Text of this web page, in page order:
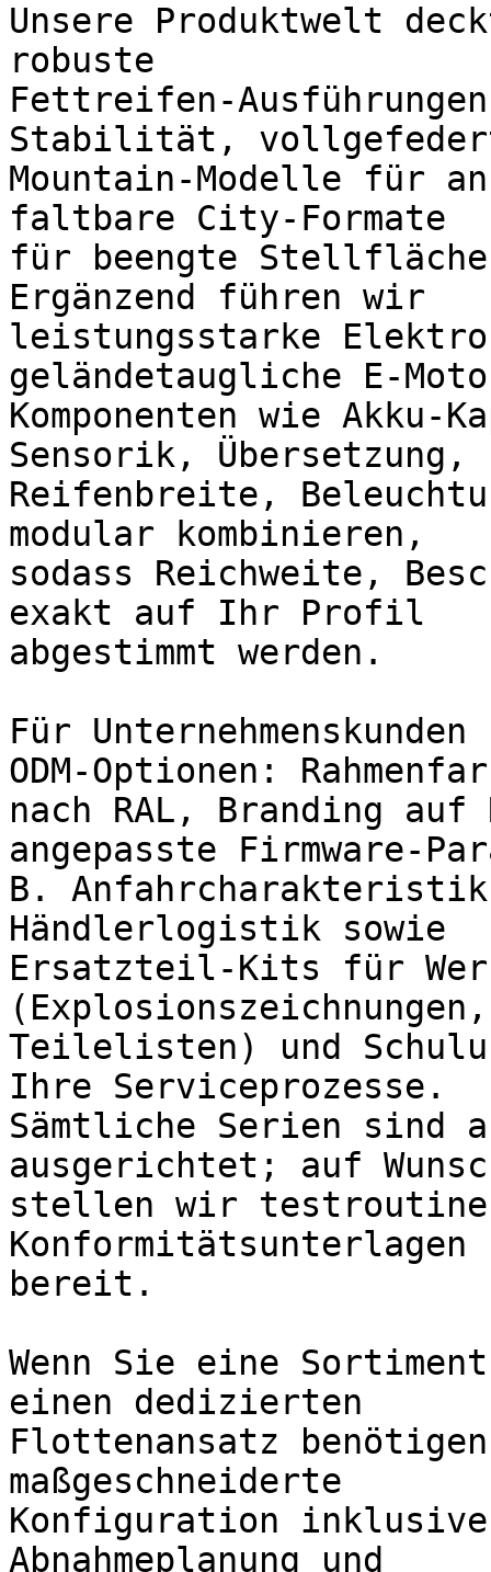
Unsere Produktwelt
robuste
Fettreifen-
Stabilität,
Mountain-Modelle für
faltbare City-Formate
für beengte
Ergänzend führen wir
leistungsstarke
geländetaugliche E-
Komponenten wie
Sensorik, Übersetzung,
Reifenbreite,
modular kombinieren,
sodass Reichweite,
exakt auf Ihr Profil
abgestimmt werden.
Für
ODM-Optionen:
nach RAL, Branding auf
angepasste Firmware-
B.
Händlerlogistik sowie
Ersatzteil-Kits für
(Explosionszeichnungen,
Teilelisten) und
Ihre Serviceprozesse.
Sämtliche Serien sind
ausgerichtet; auf
stellen wir
Konformitätsunterlagen
bereit.
Wenn Sie eine
einen dedizierten
Flottenansatz
maßgeschneiderte
Konfiguration
Abnahmeplanung und